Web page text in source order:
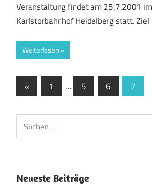
Veranstaltung findet am 25.7.2001 im
Karlstorbahnhof Heidelberg statt. Ziel
Weiterlesen
Seitennummerierung
Beiträge
« Vorherige
Beiträge
1 … 5 6 7
Suchen
nach:
Neueste Beiträge